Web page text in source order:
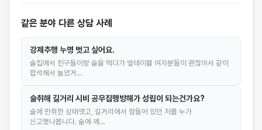
같은 분야 다른 상담 사례
강제추행 누명 벗고 싶어요.
술집에서 친구들이랑 술을 먹다가 옆테이블 여자분들이 괜찮아서 같이
합석해서 놀았거…
술취해 길거리 시비 공무집행방해가 성립이 되는건가요?
술에 만취한 상태엿고, 길거리에서 잠들어 있던 저를 누가
신고했나봅니다. 술에 깨…